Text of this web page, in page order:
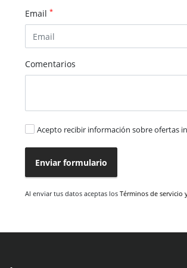
Email *
Comentarios
Acepto recibir información sobre ofertas
Enviar formulario
Al enviar tus datos aceptas los Términos de servicio